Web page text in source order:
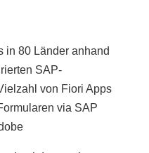
in 80 Länder anhand
SAP-
von Fiori Apps
via SAP